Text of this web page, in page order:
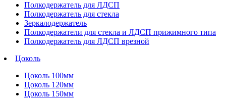
Полкодержатель для ЛДСП
Полкодержатель для стекла
Зеркалодержатель
Полкодержатели для стекла и ЛДСП прижимного типа
Полкодержатель для ЛДСП врезной
Цоколь
Цоколь 100мм
Цоколь 120мм
Цоколь 150мм